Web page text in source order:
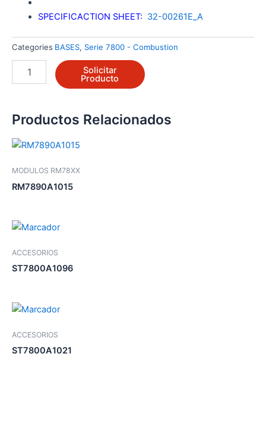
SPECIFICACTION SHEET: 32-00261E_A
Categories BASES, Serie 7800 - Combustion
Q7800F1012
cantidad
Solicitar
Producto
Productos Relacionados
MODULOS RM78XX
RM7890A1015
ACCESORIOS
ST7800A1096
ACCESORIOS
ST7800A1021